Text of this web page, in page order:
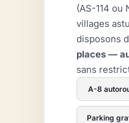
(AS-114 ou
villages
disposons
places —
sans
A-8
Parking